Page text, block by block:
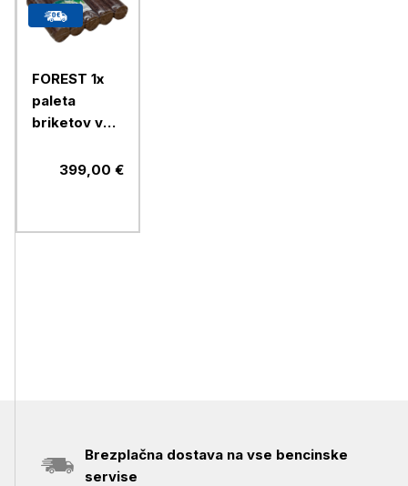
FOREST 1x
paleta
briketov v
399,00 €
Brezplačna dostava na vse bencinske
servise